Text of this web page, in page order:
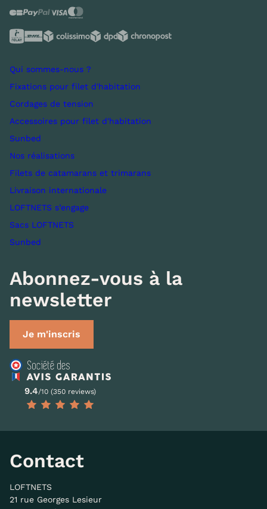
Qui sommes-nous ?
Fixations pour filet d'habitation
Cordages de tension
Accessoires pour filet d'habitation
Sunbed
Nos réalisations
Filets de catamarans et trimarans
Livraison internationale
LOFTNETS s’engage
Sacs LOFTNETS
Sunbed
Abonnez-vous à la
newsletter
Je m'inscris
9.4/10 (350 reviews)
Contact
LOFTNETS
21 rue Georges Lesieur